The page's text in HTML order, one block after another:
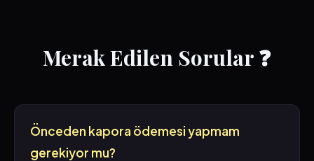
Merak Edilen Sorular ❓
Önceden kapora ödemesi yapmam
gerekiyor mu?